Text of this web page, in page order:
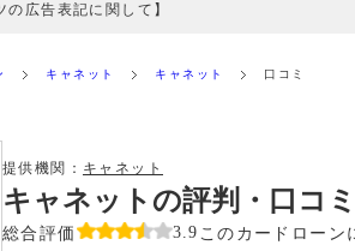
の広告表記に関して】
づき、公平性を担保した情報提供を行っていま
キャネット キャネット 口コミ
提供機関： キャネット
キャネットの評判・口コ
総合評価 3.9 このカードローン